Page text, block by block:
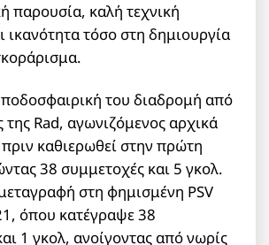
παρουσία, καλή τεχνική
ικανότητα τόσο στη δημιουργία
ποδοσφαιρική του διαδρομή από
της Rad, αγωνιζόμενος αρχικά
καθιερωθεί στην πρώτη
38 συμμετοχές και 5 γκολ.
στη φημισμένη PSV
όπου κατέγραψε 38
1 γκολ, ανοίγοντας από νωρίς